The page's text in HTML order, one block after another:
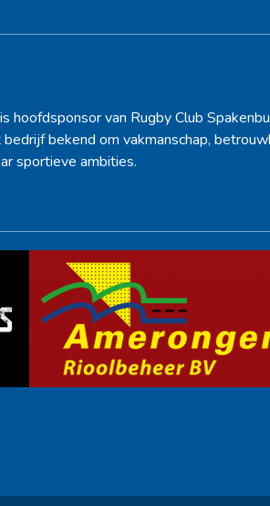
hoofdsponsor van Rugby Club
bekend om vakmanschap,
sportieve ambities.